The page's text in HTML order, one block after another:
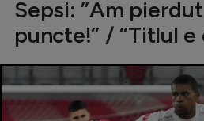
SuperLiga
Liga 2
Sepsi: ”Am
puncte!” / ”Titlul